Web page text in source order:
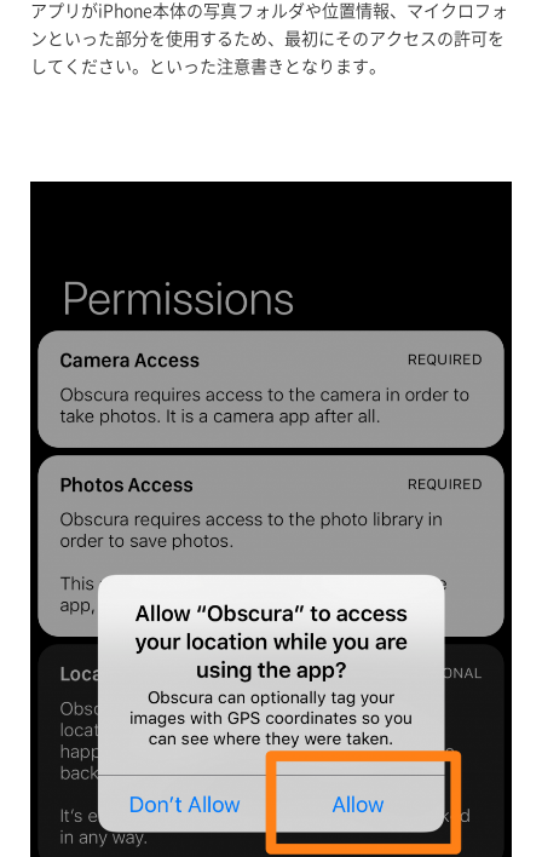
アプリがiPhone本体の写真フォルダや位置情報、マイクロフォ
ンといった部分を使用するため、最初にそのアクセスの許可を
してください。といった注意書きとなります。